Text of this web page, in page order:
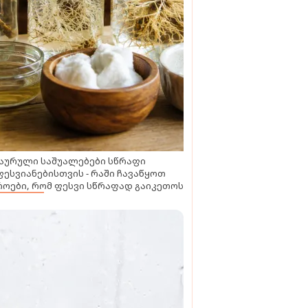
საშუალებები სწრაფი
- რაში ჩავაწყოთ
რომ ფესვი სწრაფად გაიკეთოს